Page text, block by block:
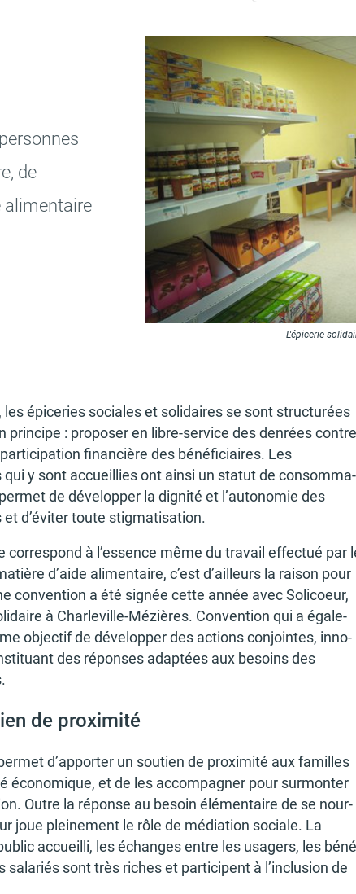
de
alimen­taire
L'épicerie
les épice­ries sociales et soli­daires se sont struc­tu­rées
prin­cipe : propo­ser en libre-service des denrées contre
finan­cière des béné­fi­ciaires. Les
qui y sont accueillies ont ainsi un statut de consom­ma­
de déve­lop­per la dignité et l’au­to­no­mie des
et d’évi­ter toute stig­ma­ti­sa­tion.
corres­pond à l’es­sence même du travail effec­tué par
d’aide alimen­taire, c’est d’ailleurs la raison pour
conven­tion a été signée cette année avec Soli­coeur,
à Char­le­ville-Mézières. Conven­tion qui a égale­
objec­tif de déve­lop­per des actions conjointes, inno­
des réponses adap­tées aux besoins des
de proxi­mité
d’ap­por­ter un soutien de proxi­mité aux familles
écono­mique, et de les accom­pa­gner pour surmon­ter
Outre la réponse au besoin élémen­taire de se nour­
joue plei­ne­ment le rôle de média­tion sociale. La
accueilli, les échanges entre les usagers, les
sala­riés sont très riches et parti­cipent à l’in­clu­sion de